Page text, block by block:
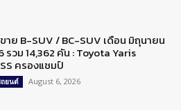
าย B-SUV / BC-SUV เดือน มิถุนายน
รวม 14,362 คัน : Toyota Yaris
ครองแชมป์
ยนต์ August 6, 2026